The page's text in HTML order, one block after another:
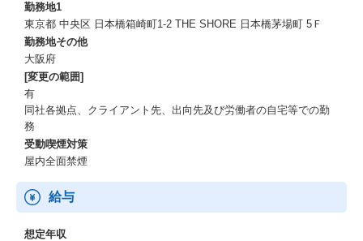
勤務地1
東京都 中央区 日本橋箱崎町1-2 THE SHORE 日本橋茅場町 5Ｆ
勤務地その他
大阪府
[変更の範囲]
有
同社各拠点、クライアント先、出向先及び労働者の自宅等での勤
務
受動喫煙対策
屋内全面禁煙
給与
想定年収